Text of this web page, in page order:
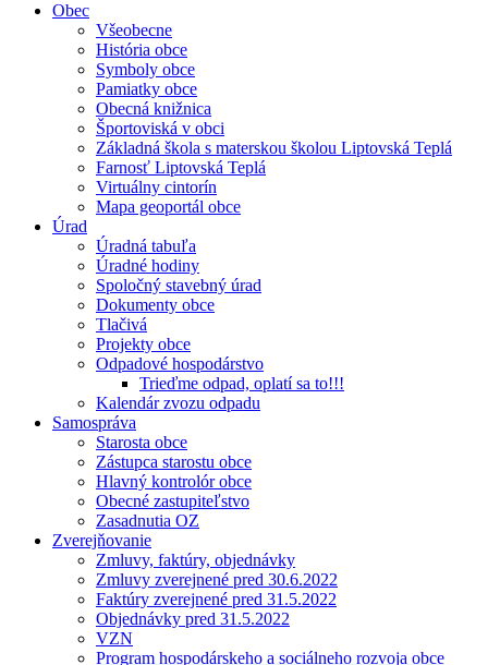
Obec
Všeobecne
História obce
Symboly obce
Pamiatky obce
Obecná knižnica
Športoviská v obci
Základná škola s materskou školou Liptovská Teplá
Farnosť Liptovská Teplá
Virtuálny cintorín
Mapa geoportál obce
Úrad
Úradná tabuľa
Úradné hodiny
Spoločný stavebný úrad
Dokumenty obce
Tlačivá
Projekty obce
Odpadové hospodárstvo
Trieďme odpad, oplatí sa to!!!
Kalendár zvozu odpadu
Samospráva
Starosta obce
Zástupca starostu obce
Hlavný kontrolór obce
Obecné zastupiteľstvo
Zasadnutia OZ
Zverejňovanie
Zmluvy, faktúry, objednávky
Zmluvy zverejnené pred 30.6.2022
Faktúry zverejnené pred 31.5.2022
Objednávky pred 31.5.2022
VZN
Program hospodárskeho a sociálneho rozvoja obce